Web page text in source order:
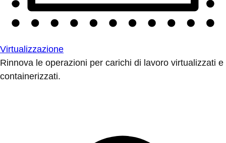
Virtualizzazione
Rinnova le operazioni per carichi di lavoro virtualizzati e
containerizzati.